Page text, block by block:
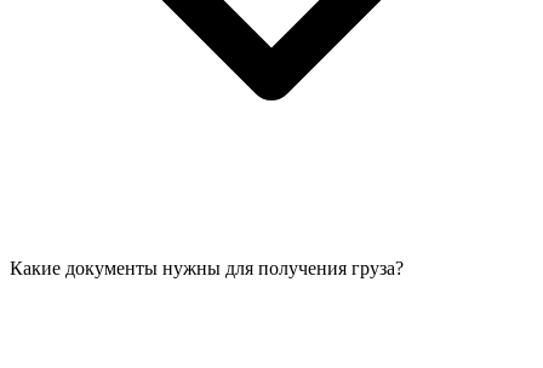
Какие документы нужны для получения груза?